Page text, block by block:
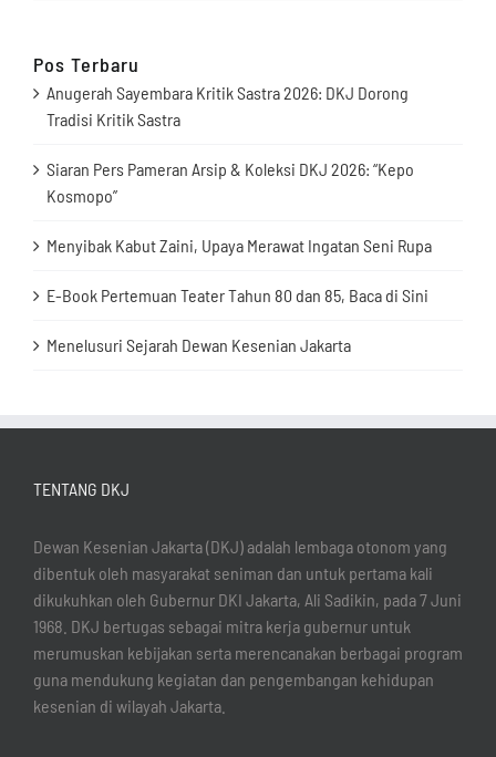
Pos Terbaru
Anugerah Sayembara Kritik Sastra 2026: DKJ Dorong
Tradisi Kritik Sastra
Siaran Pers Pameran Arsip & Koleksi DKJ 2026: “Kepo
Kosmopo”
Menyibak Kabut Zaini, Upaya Merawat Ingatan Seni Rupa
E-Book Pertemuan Teater Tahun 80 dan 85, Baca di Sini
Menelusuri Sejarah Dewan Kesenian Jakarta
TENTANG DKJ
Dewan Kesenian Jakarta (DKJ) adalah lembaga otonom yang
dibentuk oleh masyarakat seniman dan untuk pertama kali
dikukuhkan oleh Gubernur DKI Jakarta, Ali Sadikin, pada 7 Juni
1968. DKJ bertugas sebagai mitra kerja gubernur untuk
merumuskan kebijakan serta merencanakan berbagai program
guna mendukung kegiatan dan pengembangan kehidupan
kesenian di wilayah Jakarta.